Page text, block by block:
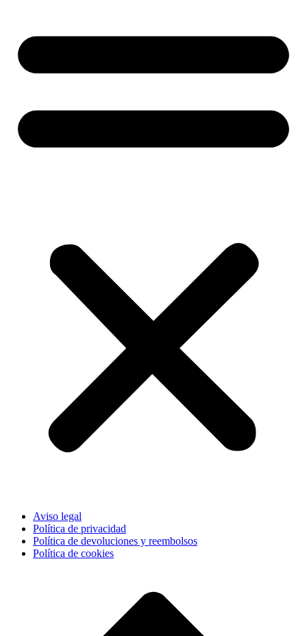
Aviso legal
Política de privacidad
Política de devoluciones y reembolsos
Política de cookies